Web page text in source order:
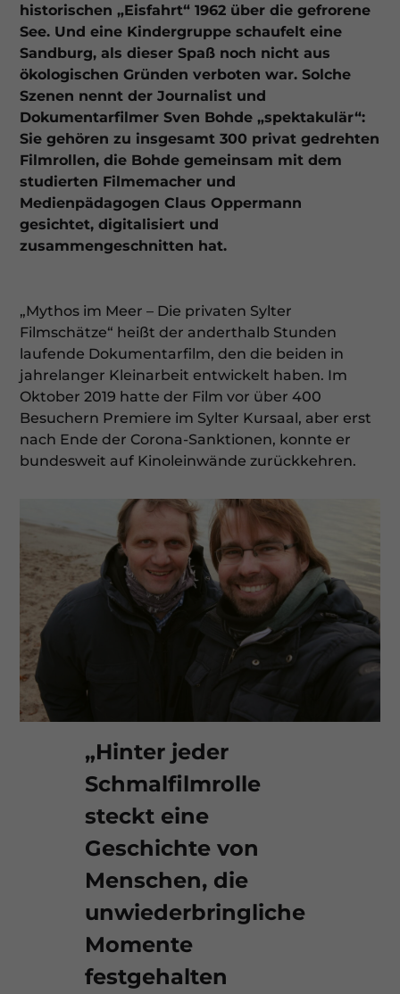
historischen „Eisfahrt“ 1962 über die gefrorene
See. Und eine Kindergruppe schaufelt eine
Sandburg, als dieser Spaß noch nicht aus
ökologischen Gründen verboten war. Solche
Szenen nennt der Journalist und
Dokumentarfilmer Sven Bohde „spektakulär“:
Sie gehören zu insgesamt 300 privat gedrehten
Filmrollen, die Bohde gemeinsam mit dem
studierten Filme­macher und
Medienpädagogen Claus Oppermann
gesichtet, digitalisiert und
zusammengeschnitten hat.
„Mythos im Meer – Die privaten Sylter
Filmschätze“ heißt der anderthalb Stunden
laufende Dokumentarfilm, den die beiden in
jahrelanger Kleinarbeit entwickelt haben. Im
Oktober 2019 hatte der Film vor über 400
Besuchern Premiere im Sylter Kursaal, aber erst
nach Ende der Corona-Sanktionen, konnte er
bundesweit auf Kinoleinwände zurückkehren.
„Hinter jeder
Schmalfilmrolle
steckt eine
Geschichte von
Menschen, die
unwiederbringliche
Momente
festgehalten